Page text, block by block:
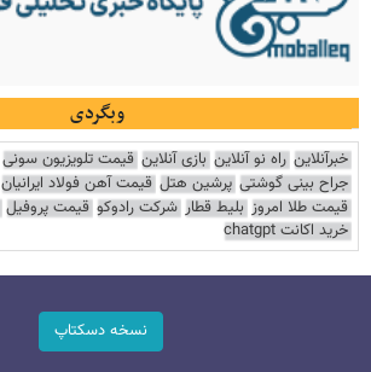
وبگردی
خبرآنلاین راه نو آنلاین بازی آنلاین قیمت تلویزیون سونی
جراح بینی گوشتی پرشین هتل قیمت آهن فولاد ایرانیان
قیمت طلا امروز بلیط قطار شرکت رادوکو قیمت پروفیل
خرید اکانت chatgpt
نسخه دسکتاپ